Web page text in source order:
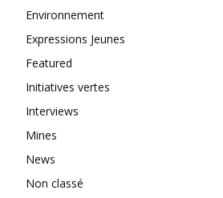
Environnement
Expressions Jeunes
Featured
Initiatives vertes
Interviews
Mines
News
Non classé